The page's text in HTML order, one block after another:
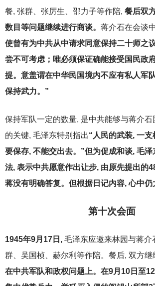
餐, 张群、张厉生、邵力子等作陪, 餐后双
数目等问题继续进行商谈。 蒋介石在会谈
使曾有为中共从中请求同意保持二十师之
尝不可考虑；唯必须保证确能接受国民政
提。意盖谓在中华民国境内不应有私人军
保持武力。”
保持军队一定的数量, 是中共能够与蒋介
的关键, 毛泽东特别指出“人民的武装, 一
要保存, 不能交出去。”但为促成和谈, 毛
法, 表示中共愿意作出让步, 由原先提出的
蒋没有明确答复。但根据日记内容, 心中仍
第十次会面
1945年9月17日, 毛泽东应邀来林园与蒋介
群、吴国桢、赫尔利等作陪。餐后, 双方继
在中共军队和政权问题上。在9月10日至